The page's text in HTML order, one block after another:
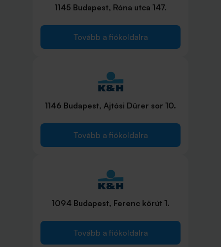
1145 Budapest, Róna utca 147.
Tovább a fiókoldalra
1146 Budapest, Ajtósi Dürer sor 10.
Tovább a fiókoldalra
1094 Budapest, Ferenc körút 1.
Tovább a fiókoldalra